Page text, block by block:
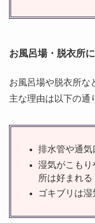
お風呂場・脱衣所
お風呂場や脱衣所な
主な理由は以下の通
排水管や通
湿気がこも
所は好まれる
ゴキブリは